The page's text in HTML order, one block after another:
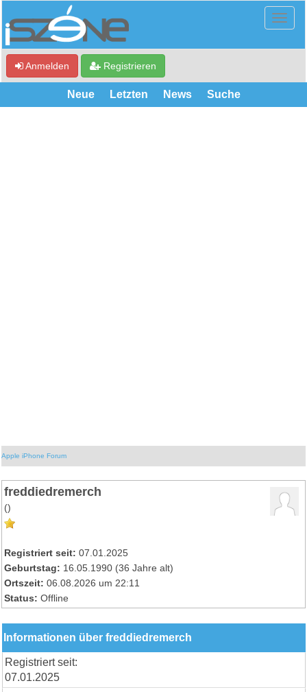
Anmelden Registrieren
Neue Letzten News Suche
Apple iPhone Forum
freddiedremerch
()
Registriert seit: 07.01.2025
Geburtstag: 16.05.1990 (36 Jahre alt)
Ortszeit: 06.08.2026 um 22:11
Status: Offline
Informationen über freddiedremerch
Registriert seit:
07.01.2025